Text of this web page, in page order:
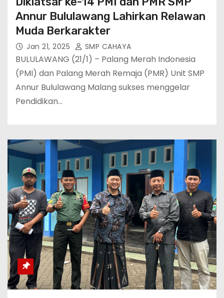
Annur Bululawang Lahirkan Relawan
Muda Berkarakter
Jan 21, 2025 SMP CAHAYA
BULULAWANG (21/1) – Palang Merah Indonesia
(PMI) dan Palang Merah Remaja (PMR) Unit SMP
Annur Bululawang Malang sukses menggelar
Pendidikan…